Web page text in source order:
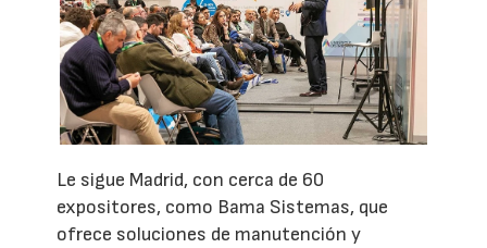
Le sigue Madrid, con cerca de 60
expositores, como Bama Sistemas, que
ofrece soluciones de manutención y